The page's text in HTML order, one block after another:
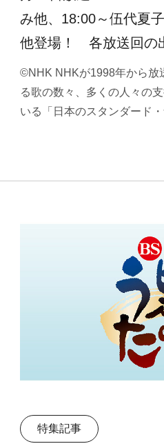
み他、18:00～伍代夏
他登場！ 各放送回の
©NHK NHKが1998年から放
る歌の数々、多くの人々の
いる「日本のスタンダード
特集記事